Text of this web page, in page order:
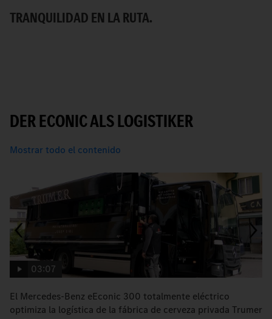
TRANQUILIDAD EN LA RUTA.
DER ECONIC ALS LOGISTIKER
Mostrar todo el contenido
03:07
El Mercedes-Benz eEconic 300 totalmente eléctrico
optimiza la logística de la fábrica de cerveza privada Trumer